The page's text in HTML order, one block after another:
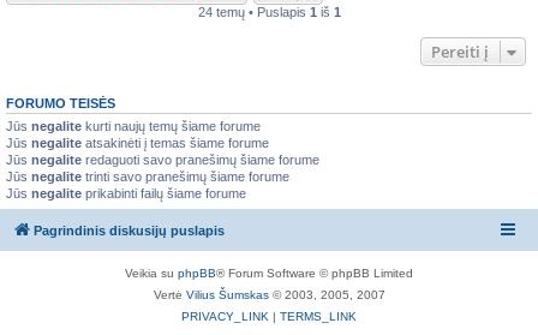
24 temų • Puslapis 1 iš 1
Pereiti į
FORUMO TEISĖS
Jūs negalite kurti naujų temų šiame forume
Jūs negalite atsakinėti į temas šiame forume
Jūs negalite redaguoti savo pranešimų šiame forume
Jūs negalite trinti savo pranešimų šiame forume
Jūs negalite prikabinti failų šiame forume
Pagrindinis diskusijų puslapis
Veikia su phpBB® Forum Software © phpBB Limited
Vertė Vilius Šumskas© 2003, 2005, 2007
PRIVACY_LINK | TERMS_LINK